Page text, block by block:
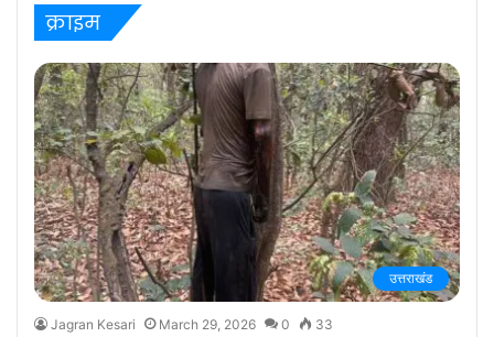
क्राइम
उत्तराखंड
Jagran Kesari March 29, 2026 0 33